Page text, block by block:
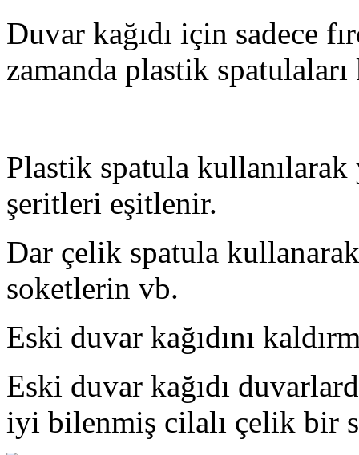
Duvar kağıdı için sadece
zamanda plastik spatulaları
Plastik spatula kullanılarak
şeritleri eşitlenir.
Dar çelik spatula
soketlerin vb.
Eski duvar kağıdını
Eski duvar kağıdı
iyi bilenmiş cilalı çelik bir